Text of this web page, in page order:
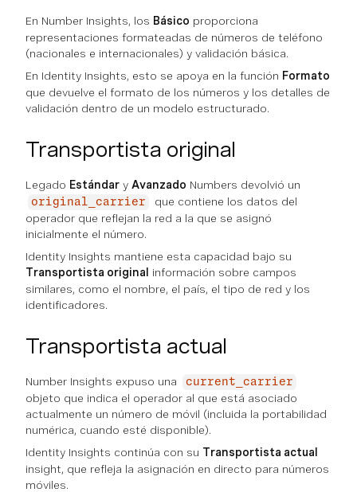
En Number Insights, los Básico proporciona
representaciones formateadas de números de teléfono
(nacionales e internacionales) y validación básica.
En Identity Insights, esto se apoya en la función Formato
que devuelve el formato de los números y los detalles de
validación dentro de un modelo estructurado.
Transportista original
Legado Estándar y Avanzado Numbers devolvió un
original_carrier
que contiene los datos del
operador que reflejan la red a la que se asignó
inicialmente el número.
Identity Insights mantiene esta capacidad bajo su
Transportista original
información sobre campos
similares, como el nombre, el país, el tipo de red y los
identificadores.
Transportista actual
Number Insights expuso una current_carrier
objeto que indica el operador al que está asociado
actualmente un número de móvil (incluida la portabilidad
numérica, cuando esté disponible).
Identity Insights continúa con su Transportista actual
insight, que refleja la asignación en directo para números
móviles.